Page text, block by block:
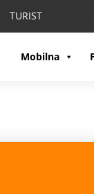
TURIST
Mobilna